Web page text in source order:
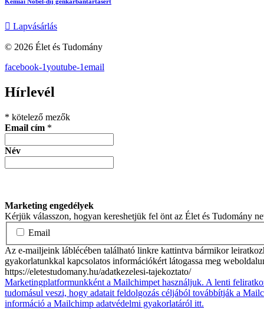
Kémiai Nobel-díj génkarbantartásért
Lapvásárlás
© 2026 Élet és Tudomány
facebook-1youtube-1email
Hírlevél
* kötelező mezők
Email cím *
Név
Marketing engedélyek
Kérjük válasszon, hogyan kereshetjük fel önt az Élet és Tudomány
Email
Az e-mailjeink láblécében található linkre kattintva bármikor
gyakorlatunkkal kapcsolatos információkért látogassa meg
https://eletestudomany.hu/adatkezelesi-tajekoztato/
Marketingplatformunkként a Mailchimpet használjuk. A lenti
tudomásul veszi, hogy adatait feldolgozás céljából továbbítják a
információ a Mailchimp adatvédelmi gyakorlatáról itt.